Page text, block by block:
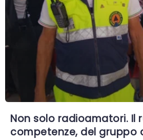
Non solo radioamatori. Il
competenze, del gruppo